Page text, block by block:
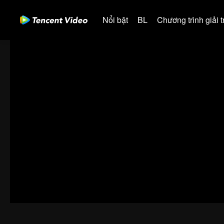
Nổi bật BL Chương trình giải